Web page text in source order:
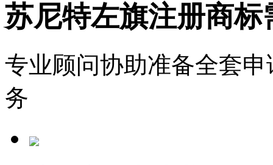
苏尼特左旗注册商标
专业顾问协助准备全套
务